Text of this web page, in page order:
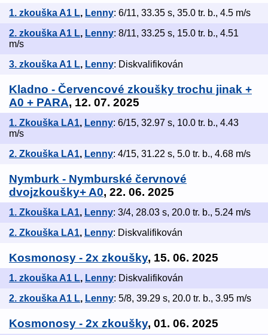
1. zkouška A1 L, Lenny: 6/11, 33.35 s, 35.0 tr. b., 4.5 m/s
2. zkouška A1 L, Lenny: 8/11, 33.25 s, 15.0 tr. b., 4.51
m/s
3. zkouška A1 L, Lenny: Diskvalifikován
Kladno - Červencové zkoušky trochu jinak +
A0 + PARA, 12. 07. 2025
1. Zkouška LA1, Lenny: 6/15, 32.97 s, 10.0 tr. b., 4.43
m/s
2. Zkouška LA1, Lenny: 4/15, 31.22 s, 5.0 tr. b., 4.68 m/s
Nymburk - Nymburské červnové
dvojzkoušky+ A0, 22. 06. 2025
1. Zkouška LA1, Lenny: 3/4, 28.03 s, 20.0 tr. b., 5.24 m/s
2. Zkouška LA1, Lenny: Diskvalifikován
Kosmonosy - 2x zkoušky, 15. 06. 2025
1. zkouška A1 L, Lenny: Diskvalifikován
2. zkouška A1 L, Lenny: 5/8, 39.29 s, 20.0 tr. b., 3.95 m/s
Kosmonosy - 2x zkoušky, 01. 06. 2025